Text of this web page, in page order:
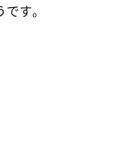
す。